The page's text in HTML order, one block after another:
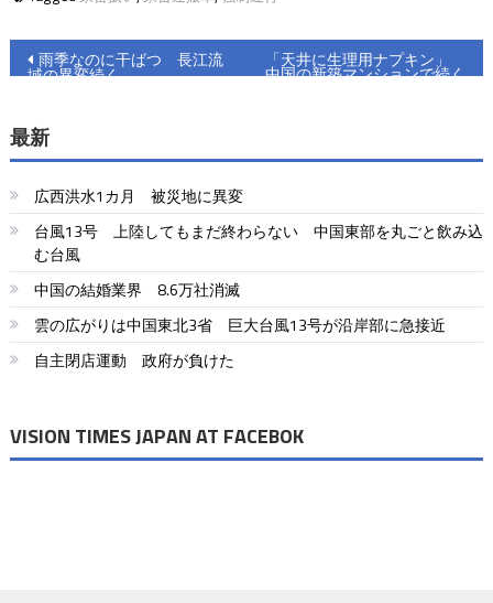
投
ナ
ビ
ゲ
ー
シ
ョ
ン
雨季なのに干ばつ 長江流
域の異変続く
「天井に生理用ナプキン」
中国の新築マンションで続く
最新
広西洪水1カ月 被災地に異変
台風13号 上陸してもまだ終わらない 中国東部を丸ごと飲み込
む台風
中国の結婚業界 8.6万社消滅
雲の広がりは中国東北3省 巨大台風13号が沿岸部に急接近
自主閉店運動 政府が負けた
VISION TIMES JAPAN AT FACEBOK